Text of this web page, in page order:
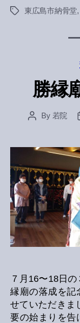
Tags東広島市納骨堂,
勝縁
PostBy 若院
７月16〜18日
縁廟の落成を記
せていただきま
要の始まりを告